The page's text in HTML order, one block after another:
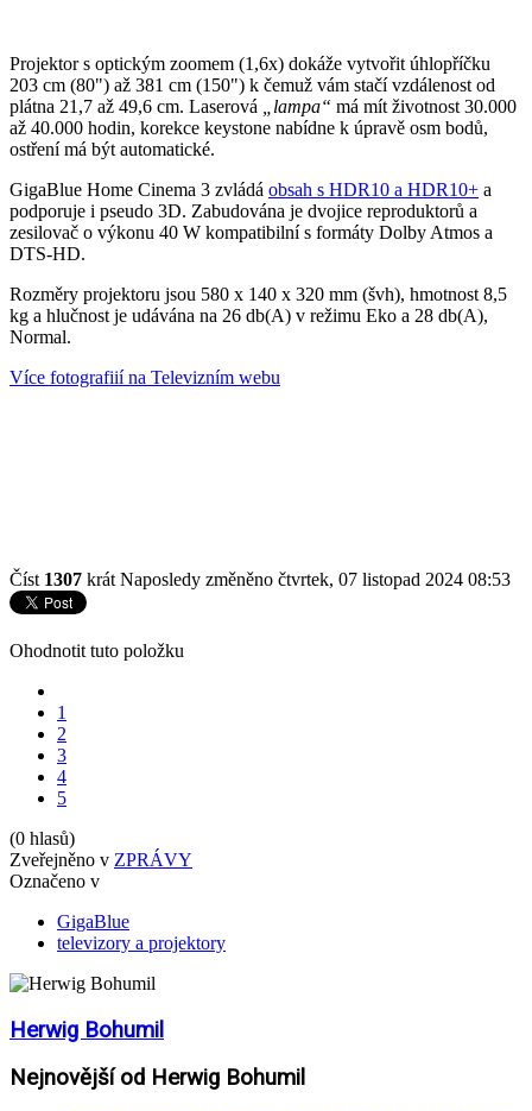
Projektor s optickým zoomem (1,6x) dokáže vytvořit úhlopříčku
203 cm (80") až 381 cm (150") k čemuž vám stačí vzdálenost od
plátna 21,7 až 49,6 cm. Laserová
„lampa“ má mít životnost 30.000
až 40.000 hodin, korekce keystone nabídne k úpravě osm bodů,
ostření má být automatické.
GigaBlue Home Cinema 3 zvládá obsah s HDR10 a HDR10+ a
podporuje i pseudo 3D. Zabudována je dvojice reproduktorů a
zesilovač o výkonu 40 W kompatibilní s formáty Dolby Atmos a
DTS-HD.
Rozměry projektoru jsou 580 x 140 x 320 mm (švh), hmotnost 8,5
kg a hlučnost je udávána na 26 db(A) v režimu Eko a 28 db(A),
Normal.
Více fotografiií na Televizním webu
Číst 1307 krát Naposledy změněno čtvrtek, 07 listopad 2024 08:53
Ohodnotit tuto položku
1
2
3
4
5
(0 hlasů)
Zveřejněno v ZPRÁVY
Označeno v
GigaBlue
televizory a projektory
Herwig Bohumil
Nejnovější od Herwig Bohumil